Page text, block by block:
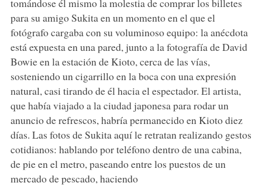
para su amigo Sukita en un momento en el que el
fotógrafo cargaba con su voluminoso equipo: la anécdota
está expuesta en una pared, junto a la fotografía de David
Bowie en la estación de Kioto, cerca de las vías,
sosteniendo un cigarrillo en la boca con una expresión
natural, casi tirando de él hacia el espectador. El artista,
que había viajado a la ciudad japonesa para rodar un
anuncio de refrescos, habría permanecido en Kioto diez
días. Las fotos de Sukita aquí le retratan realizando gestos
cotidianos: hablando por teléfono dentro de una cabina,
de pie en el metro, paseando entre los puestos de un
mercado de pescado, haciendo